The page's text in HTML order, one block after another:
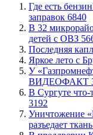
​Где есть
заправок 6840
В 32
детей с ОВЗ
​Последняя
Яркое лето с
У
ВИДЕОФАКТ
​В Сургуте
3192
​Уничтожение
разъедает